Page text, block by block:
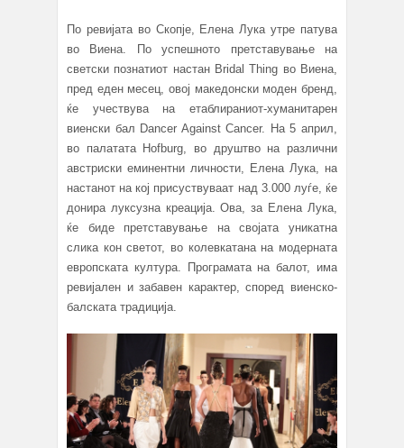
По ревијата во Скопје, Елена Лука утре патува
во Виена. По успешното претставување на
светски познатиот настан Bridal Thing во Виена,
пред еден месец, овој македонски моден бренд,
ќе учествува на етаблираниот-хуманитарен
виенски бал Dancer Against Cancer. На 5 април,
во палатата Hofburg, во друштво на различни
австриски еминентни личности, Елена Лука, на
настанот на кој присуствуваат над 3.000 луѓе, ќе
донира луксузна креација. Ова, за Елена Лука,
ќе биде претставување на својата уникатна
слика кон светот, во колевкатана на модерната
европската култура. Програмата на балот, има
ревијален и забавен карактер, според виенско-
балската традиција.